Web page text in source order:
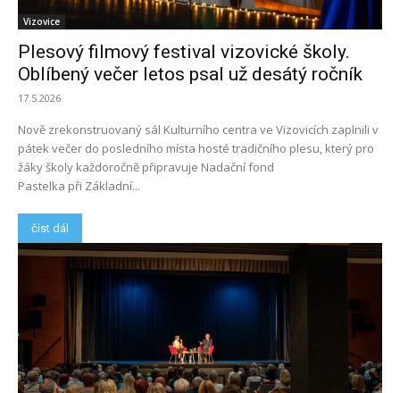
Vizovice
Plesový filmový festival vizovické školy.
Oblíbený večer letos psal už desátý ročník
17.5.2026
Nově zrekonstruovaný sál Kulturního centra ve Vizovicích zaplnili v
pátek večer do posledního místa hosté tradičního plesu, který pro
žáky školy každoročně připravuje Nadační fond
Pastelka při Základní...
číst dál